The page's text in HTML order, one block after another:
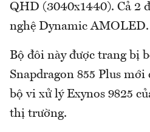
QHD (3040x1440). Cả 2
nghệ Dynamic AMOLED.
Bộ đôi này được trang bị
Snapdragon 855 Plus
bộ vi xử lý Exynos 9825
thị trường.